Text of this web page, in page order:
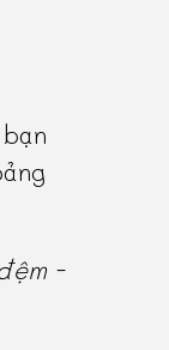
-